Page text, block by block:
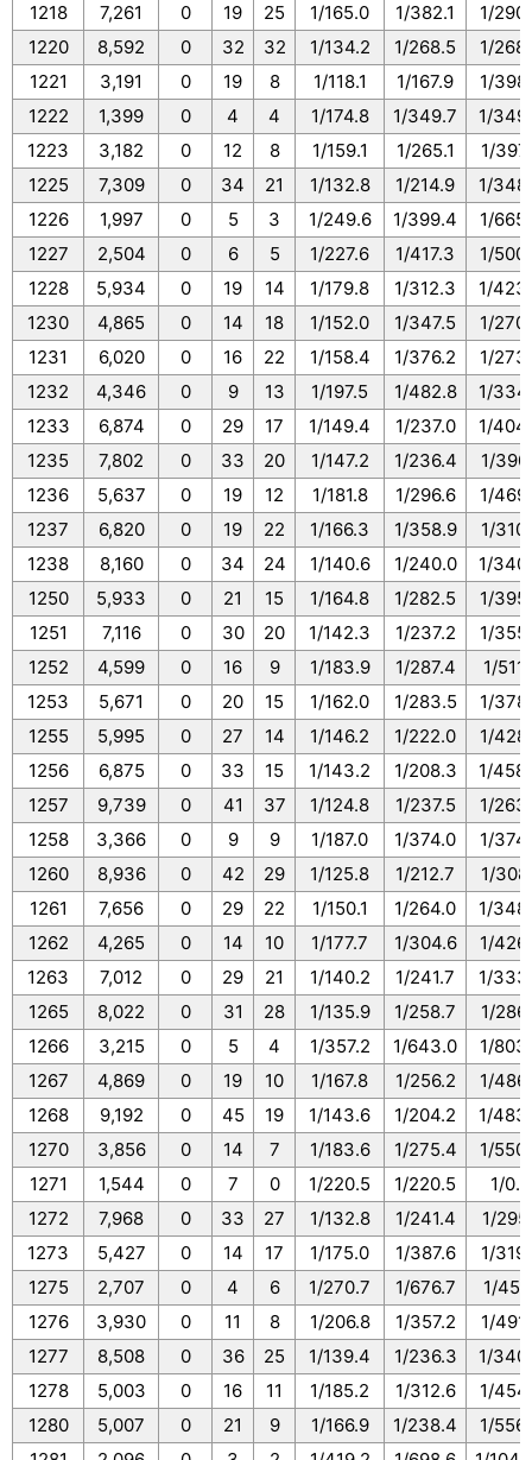
1218
7,261 0 19 25 1/165.0 1/382.1
1/
1220
8,592 0 32 32 1/134.2 1/268.5
1/
1221
3,191 0 19 8 1/118.1 1/167.9
1/
1222
1,399 0 4 4 1/174.8 1/349.7
1/
1223
3,182 0 12 8 1/159.1 1/265.1
1/
1225
7,309 0 34 21 1/132.8 1/214.9
1/
1226
1,997 0 5 3 1/249.6 1/399.4
1/
1227
2,504 0 6 5 1/227.6 1/417.3
1/
1228
5,934 0 19 14 1/179.8 1/312.3
1/
1230
4,865 0 14 18 1/152.0 1/347.5
1/
1231
6,020 0 16 22 1/158.4 1/376.2
1/
1232
4,346 0 9 13 1/197.5 1/482.8
1/
1233
6,874 0 29 17 1/149.4 1/237.0
1/
1235
7,802 0 33 20 1/147.2 1/236.4
1/
1236
5,637 0 19 12 1/181.8 1/296.6
1/
1237
6,820 0 19 22 1/166.3 1/358.9
1/
1238
8,160 0 34 24 1/140.6 1/240.0
1/
1250
5,933 0 21 15 1/164.8 1/282.5
1/
1251
7,116 0 30 20 1/142.3 1/237.2
1/
1252
4,599 0 16 9 1/183.9 1/287.4
1/
1253
5,671 0 20 15 1/162.0 1/283.5
1/
1255
5,995 0 27 14 1/146.2 1/222.0
1/
1256
6,875 0 33 15 1/143.2 1/208.3
1/
1257
9,739 0 41 37 1/124.8 1/237.5
1/
1258
3,366 0 9 9 1/187.0 1/374.0
1/
1260
8,936 0 42 29 1/125.8 1/212.7
1/
1261
7,656 0 29 22 1/150.1 1/264.0
1/
1262
4,265 0 14 10 1/177.7 1/304.6
1/
1263
7,012 0 29 21 1/140.2 1/241.7
1/
1265
8,022 0 31 28 1/135.9 1/258.7
1/
1266
3,215 0 5 4 1/357.2 1/643.0
1/
1267
4,869 0 19 10 1/167.8 1/256.2
1/
1268
9,192 0 45 19 1/143.6 1/204.2
1/
1270
3,856 0 14 7 1/183.6 1/275.4
1/
1271
1,544 0 7 0 1/220.5 1/220.5
1/0.0
1272
7,968 0 33 27 1/132.8 1/241.4
1/
1273
5,427 0 14 17 1/175.0 1/387.6
1/
1275
2,707 0 4 6 1/270.7 1/676.7
1/
1276
3,930 0 11 8 1/206.8 1/357.2
1/
1277
8,508 0 36 25 1/139.4 1/236.3
1/
1278
5,003 0 16 11 1/185.2 1/312.6
1/
1280
5,007 0 21 9 1/166.9 1/238.4
1/